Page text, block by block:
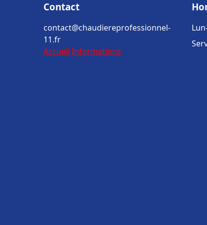
Contact
contact@chaudiereprofessionnel-
11.fr
Accueil Informations